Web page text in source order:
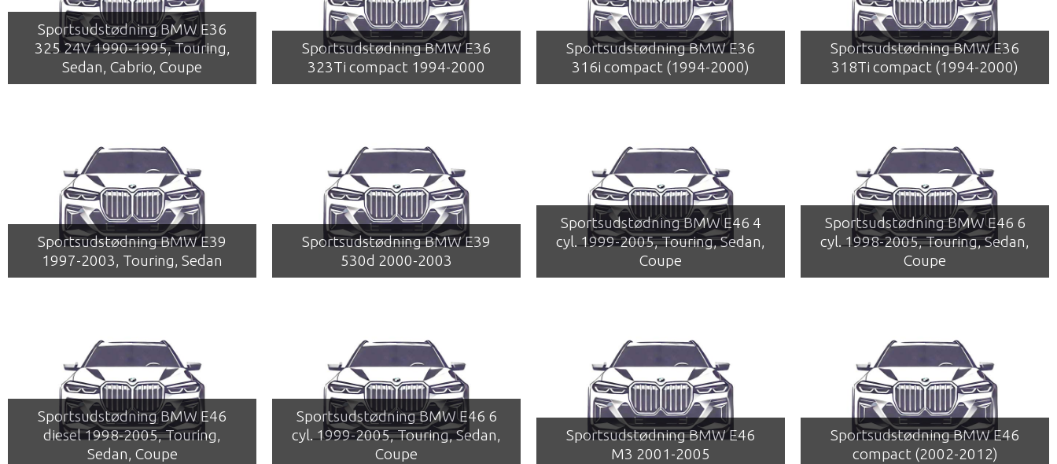
Sportsudstødning BMW E36
325 24V 1990-1995, Touring,
Sedan, Cabrio, Coupe
Sportsudstødning BMW E36
323Ti compact 1994-2000
Sportsudstødning BMW E36
316i compact (1994-2000)
Sportsudstødning BMW E36
318Ti compact (1994-2000)
Sportsudstødning BMW E39
1997-2003, Touring, Sedan
Sportsudstødning BMW E39
530d 2000-2003
Sportsudstødning BMW E46 4
cyl. 1999-2005, Touring, Sedan,
Coupe
Sportsudstødning BMW E46 6
cyl. 1998-2005, Touring, Sedan,
Coupe
Sportsudstødning BMW E46
diesel 1998-2005, Touring,
Sedan, Coupe
Sportsudstødning BMW E46 6
cyl. 1999-2005, Touring, Sedan,
Coupe
Sportsudstødning BMW E46
M3 2001-2005
Sportsudstødning BMW E46
compact (2002-2012)